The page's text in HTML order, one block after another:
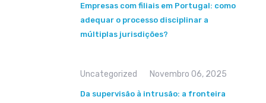
Empresas com filiais em Portugal: como
adequar o processo disciplinar a
múltiplas jurisdições?
Uncategorized Novembro 06, 2025
Da supervisão à intrusão: a fronteira